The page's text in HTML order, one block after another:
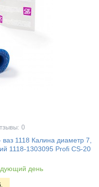
0
1118 Калина диаметр 7,
1118-1303095 Profi CS-20
день